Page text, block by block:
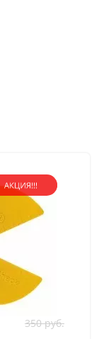
копыт.
350 руб.